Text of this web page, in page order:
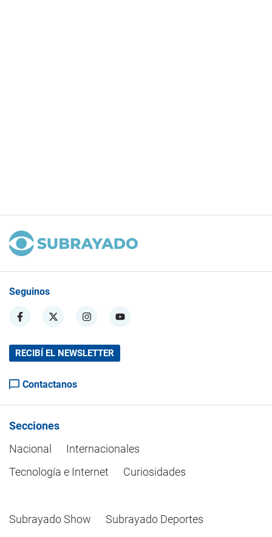
Seguinos
RECIBÍ EL NEWSLETTER
Contactanos
Secciones
Nacional
Internacionales
Tecnología e Internet
Curiosidades
Subrayado Show Subrayado Deportes